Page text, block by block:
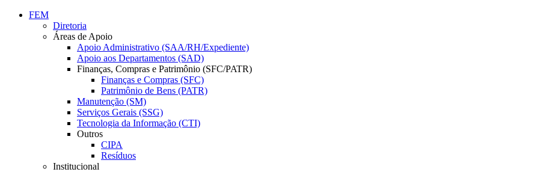
Conteúdo principal
FEM
Diretoria
Áreas de Apoio
Apoio Administrativo (SAA/RH/Expediente)
Apoio aos Departamentos (SAD)
Finanças, Compras e Patrimônio (SFC/PATR)
Finanças e Compras (SFC)
Patrimônio de Bens (PATR)
Manutenção (SM)
Serviços Gerais (SSG)
Tecnologia da Informação (CTI)
Outros
CIPA
Resíduos
Institucional